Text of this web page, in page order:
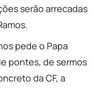
serão arrecadas
pede o Papa
pontes, de sermos
da CF, a